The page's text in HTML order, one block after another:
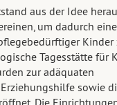
aus der Idee
um dadurch eine
Kinder
Tagesstätte für
zur adäquaten
sowie
Die